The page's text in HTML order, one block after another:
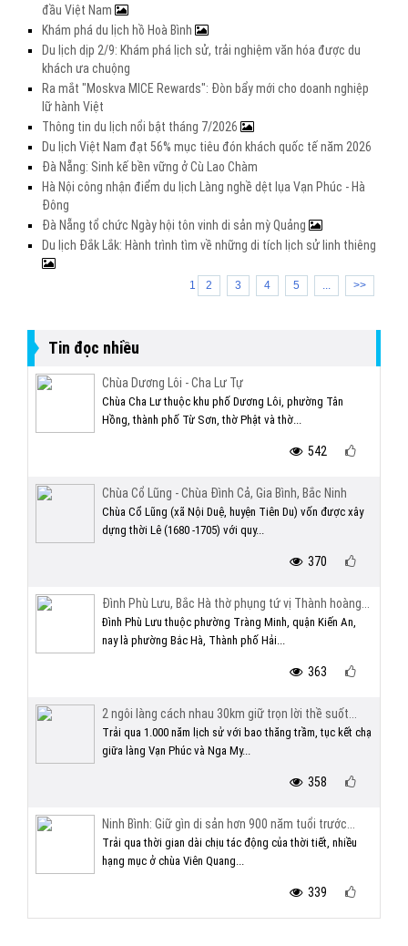
đầu Việt Nam
Khám phá du lịch hồ Hoà Bình
Du lịch dịp 2/9: Khám phá lịch sử, trải nghiệm văn hóa được du
khách ưa chuộng
Ra mắt "Moskva MICE Rewards": Đòn bẩy mới cho doanh nghiệp
lữ hành Việt
Thông tin du lịch nổi bật tháng 7/2026
Du lịch Việt Nam đạt 56% mục tiêu đón khách quốc tế năm 2026
Đà Nẵng: Sinh kế bền vững ở Cù Lao Chàm
Hà Nội công nhận điểm du lịch Làng nghề dệt lụa Vạn Phúc - Hà
Đông
Đà Nẵng tổ chức Ngày hội tôn vinh di sản mỳ Quảng
Du lịch Đắk Lắk: Hành trình tìm về những di tích lịch sử linh thiêng
1 2 3 4 5 ... >>
Tin đọc nhiều
Chùa Dương Lôi - Cha Lư Tự
Chùa Cha Lư thuộc khu phố Dương Lôi, phường Tân
Hồng, thành phố Từ Sơn, thờ Phật và thờ...
542
Chùa Cổ Lũng - Chùa Đình Cả, Gia Bình, Bắc Ninh
Chùa Cổ Lũng (xã Nội Duệ, huyện Tiên Du) vốn được xây
dựng thời Lê (1680 -1705) với quy...
370
Đình Phù Lưu, Bắc Hà thờ phụng tứ vị Thành hoàng...
Đình Phù Lưu thuộc phường Tràng Minh, quận Kiến An,
nay là phường Bắc Hà, Thành phố Hải...
363
2 ngôi làng cách nhau 30km giữ trọn lời thề suốt...
Trải qua 1.000 năm lịch sử với bao thăng trầm, tục kết chạ
giữa làng Vạn Phúc và Nga My...
358
Ninh Bình: Giữ gìn di sản hơn 900 năm tuổi trước...
Trải qua thời gian dài chịu tác động của thời tiết, nhiều
hạng mục ở chùa Viên Quang...
339